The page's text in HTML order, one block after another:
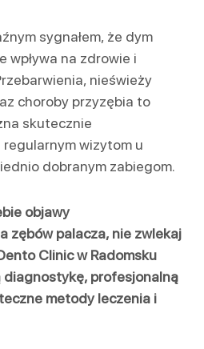
sygnałem, że dym
na zdrowie i
nieświeży
choroby przyzębia to
skutecznie
wizytom u
dobranym zabiegom.
objawy
zębów palacza, nie zwlekaj
Clinic w Radomsku
diagnostykę, profesjonalną
metody leczenia i